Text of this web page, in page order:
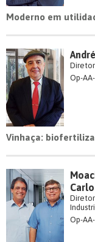
Moderno em
Diretor
Op-
Vinhaça:
Op-